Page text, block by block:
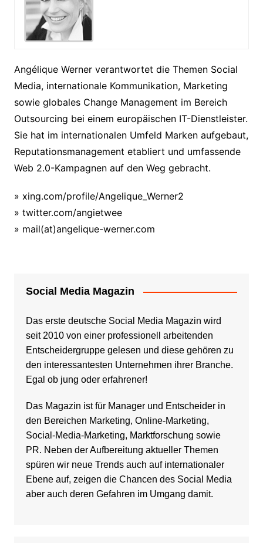
Angélique Werner verantwortet die Themen Social
Media, internationale Kommunikation, Marketing
sowie globales Change Management im Bereich
Outsourcing bei einem europäischen IT-Dienstleister.
Sie hat im internationalen Umfeld Marken aufgebaut,
Reputationsmanagement etabliert und umfassende
Web 2.0-Kampagnen auf den Weg gebracht.
» xing.com/profile/Angelique_Werner2
» twitter.com/angietwee
» mail(at)angelique-werner.com
Social Media Magazin
Das erste deutsche Social Media Magazin wird
seit 2010 von einer professionell arbeitenden
Entscheidergruppe gelesen und diese gehören zu
den interessantesten Unternehmen ihrer Branche.
Egal ob jung oder erfahrener!
Das Magazin ist für Manager und Entscheider in
den Bereichen Marketing, Online-Marketing,
Social-Media-Marketing, Marktforschung sowie
PR. Neben der Aufbereitung aktueller Themen
spüren wir neue Trends auch auf internationaler
Ebene auf, zeigen die Chancen des Social Media
aber auch deren Gefahren im Umgang damit.